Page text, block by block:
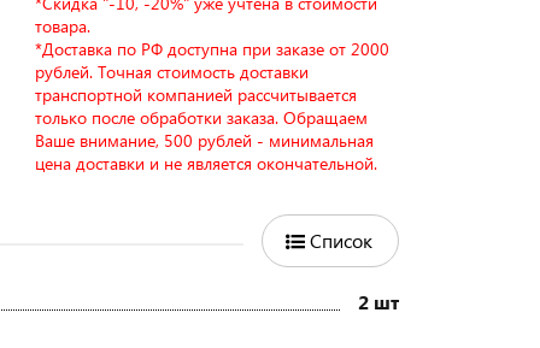
товара.
*Доставка по РФ доступна при заказе от 2000
рублей. Точная стоимость доставки
транспортной компанией рассчитывается
только после обработки заказа. Обращаем
Ваше внимание, 500 рублей - минимальная
цена доставки и не является окончательной.
Список
2 шт